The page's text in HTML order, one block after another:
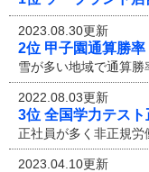
2023.08.30更新
2位 甲子園通算勝率
雪が多い地域で通算勝
2022.08.03更新
3位 全国学力テスト
正社員が多く非正規
2023.04.10更新